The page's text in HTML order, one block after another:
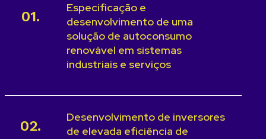
01.
Especificação e
desenvolvimento de uma
solução de autoconsumo
renovável em sistemas
industriais e serviços
02.
Desenvolvimento de inversores
de elevada eficiência de